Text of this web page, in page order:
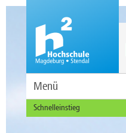
Menü
Schnelleinstieg